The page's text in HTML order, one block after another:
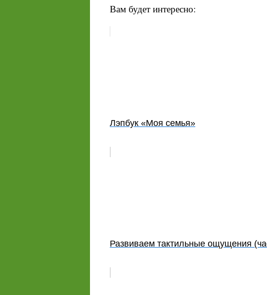
Вам будет интересно:
Лэпбук «Моя семья»
Развиваем тактильные ощущения